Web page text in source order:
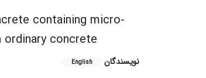
containing micro-
concrete
نویسندگان English